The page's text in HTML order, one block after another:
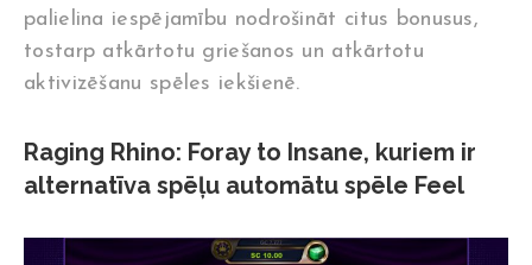
palielina iespējamību nodrošināt citus bonusus,
tostarp atkārtotu griešanos un atkārtotu
aktivizēšanu spēles iekšienē.
Raging Rhino: Foray to Insane, kuriem ir
alternatīva spēļu automātu spēle Feel